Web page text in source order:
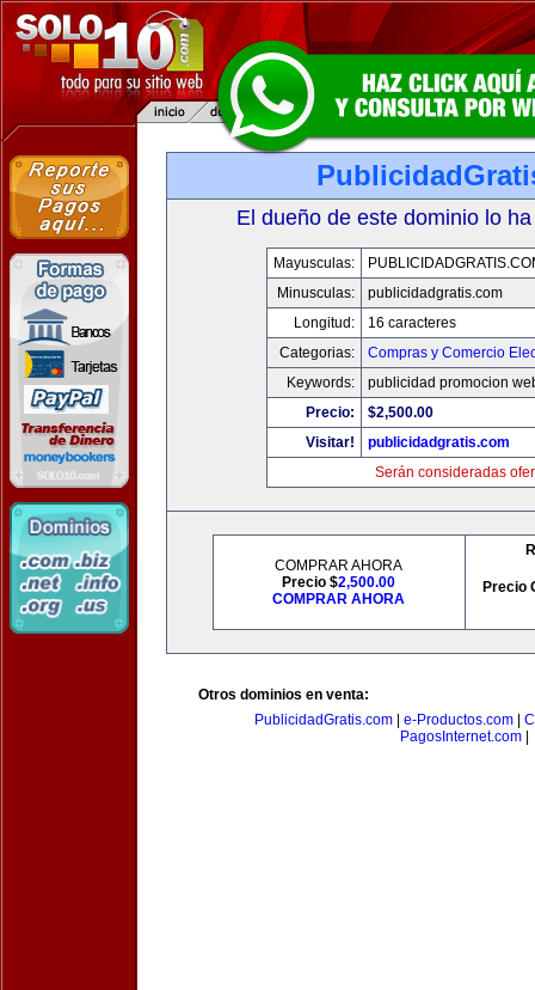
El dueño de este dominio lo
Mayusculas:
Minusculas:
publicidadgratis.com
Longitud:
16 caracteres
Categorias:
Compras y Comercio
Keywords:
publicidad promocion
Precio:
$2,500.00
Visitar!
publicidadgratis.com
Serán consideradas
COMPRAR AHORA
Precio $2,500.00
COMPRAR AHORA
Precio
Otros dominios en venta:
PublicidadGratis.com
e-Productos.com
PagosInternet.com